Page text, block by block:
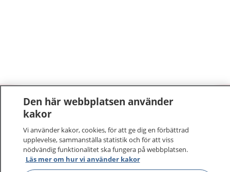
1177 –tryggt om din hälsa och vård
På 1177.se får du råd om hälsa och information om
sjukdomar och vilka mottagningar du kan kontakta.
Logga in för att läsa din journal och göra dina
Den här webbplatsen använder
kakor
Vi använder kakor, cookies, för att ge dig en förbättrad
upplevelse, sammanställa statistik och för att viss
nödvändig funktionalitet ska fungera på webbplatsen.
Läs mer om hur vi använder kakor